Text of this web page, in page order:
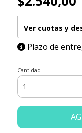
Ver cuotas y
Plazo de
Cantidad